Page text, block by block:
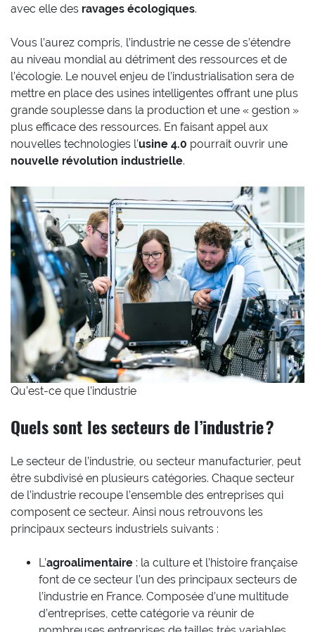
avec elle des ravages écologiques.
Vous l’aurez compris, l’industrie ne cesse de s’étendre
au niveau mondial au détriment des ressources et de
l’écologie. Le nouvel enjeu de l’industrialisation sera de
mettre en place des usines intelligentes offrant une plus
grande souplesse dans la production et une « gestion »
plus efficace des ressources. En faisant appel aux
nouvelles technologies l’usine 4.0 pourrait ouvrir une
nouvelle révolution industrielle.
Qu’est-ce que l’industrie
Quels sont les secteurs de l’industrie ?
Le secteur de l’industrie, ou secteur manufacturier, peut
être subdivisé en plusieurs catégories. Chaque secteur
de l’industrie recoupe l’ensemble des entreprises qui
composent ce secteur. Ainsi nous retrouvons les
principaux secteurs industriels suivants :
L’agroalimentaire : la culture et l’histoire française
font de ce secteur l’un des principaux secteurs de
l’industrie en France. Composée d’une multitude
d’entreprises, cette catégorie va réunir de